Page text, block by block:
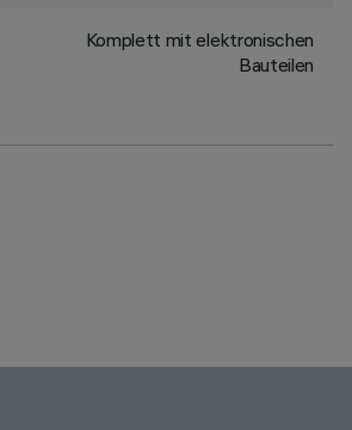
Komplett mit elektronischen
Bauteilen